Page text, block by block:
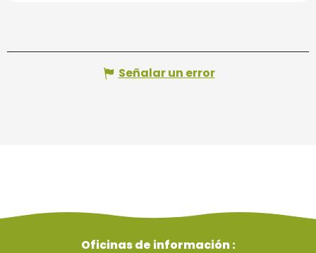
Señalar un error
Oficinas de información :